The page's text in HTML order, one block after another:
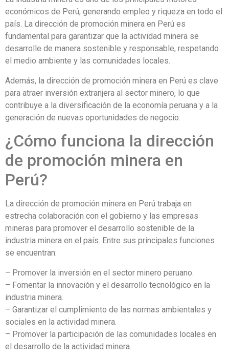
económicos de Perú, generando empleo y riqueza en todo el
país. La dirección de promoción minera en Perú es
fundamental para garantizar que la actividad minera se
desarrolle de manera sostenible y responsable, respetando
el medio ambiente y las comunidades locales.
Además, la dirección de promoción minera en Perú es clave
para atraer inversión extranjera al sector minero, lo que
contribuye a la diversificación de la economía peruana y a la
generación de nuevas oportunidades de negocio.
¿Cómo funciona la dirección
de promoción minera en
Perú?
La dirección de promoción minera en Perú trabaja en
estrecha colaboración con el gobierno y las empresas
mineras para promover el desarrollo sostenible de la
industria minera en el país. Entre sus principales funciones
se encuentran:
– Promover la inversión en el sector minero peruano.
– Fomentar la innovación y el desarrollo tecnológico en la
industria minera.
– Garantizar el cumplimiento de las normas ambientales y
sociales en la actividad minera.
– Promover la participación de las comunidades locales en
el desarrollo de la actividad minera.